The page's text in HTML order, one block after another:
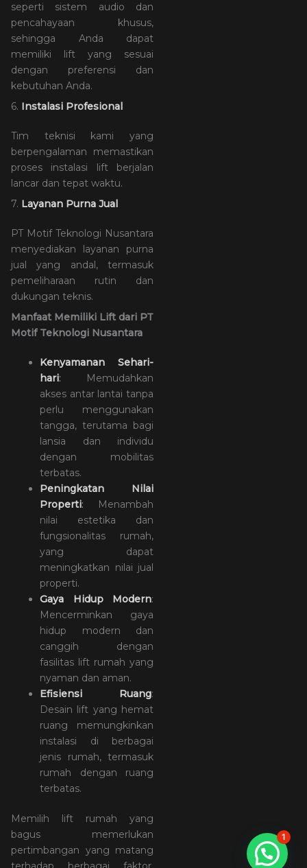
seperti sistem audio dan
pencahayaan khusus,
sehingga Anda dapat
memiliki lift yang sesuai
dengan preferensi dan
kebutuhan Anda.
6. Instalasi Profesional
Tim teknisi kami yang
berpengalaman memastikan
proses instalasi lift berjalan
lancar dan tepat waktu.
7. Layanan Purna Jual
PT Motif Teknologi Nusantara
menyediakan layanan purna
jual yang andal, termasuk
pemeliharaan rutin dan
dukungan teknis.
Manfaat Memiliki Lift dari PT
Motif Teknologi Nusantara
Kenyamanan Sehari-
hari: Memudahkan
akses antar lantai tanpa
perlu menggunakan
tangga, terutama bagi
lansia dan individu
dengan mobilitas
terbatas.
Peningkatan Nilai
Properti: Menambah
nilai estetika dan
fungsionalitas rumah,
yang dapat
meningkatkan nilai jual
properti.
Gaya Hidup Modern:
Mencerminkan gaya
hidup modern dan
canggih dengan
fasilitas lift rumah yang
nyaman dan aman.
Efisiensi Ruang:
Desain lift yang hemat
ruang memungkinkan
instalasi di berbagai
jenis rumah, termasuk
rumah dengan ruang
terbatas.
Memilih lift rumah yang
bagus memerlukan
pertimbangan yang matang
1